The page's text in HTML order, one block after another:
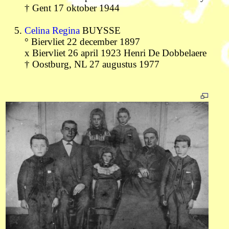
† Gent 17 oktober 1944
Celina Regina BUYSSE
° Biervliet 22 december 1897
x Biervliet 26 april 1923 Henri De Dobbelaere
† Oostburg, NL 27 augustus 1977